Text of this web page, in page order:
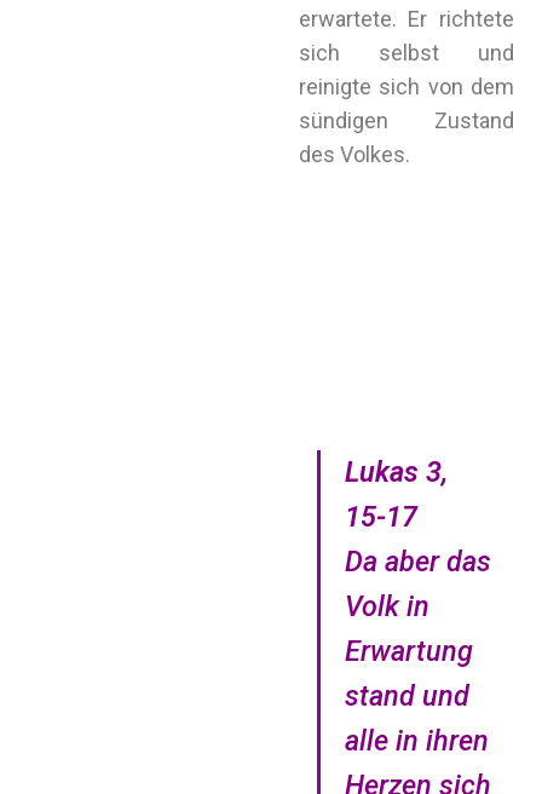
erwartete. Er richtete
sich selbst und
reinigte sich von dem
sündigen Zustand
des Volkes.
Lukas 3,
15-17
Da aber das
Volk in
Erwartung
stand und
alle in ihren
Herzen sich